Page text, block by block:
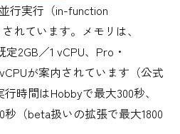
行実行（in-function
れています。メモリは、
2GB／1 vCPU、Pro・
が案内されています（公式
時間はHobbyで最大300秒、
（beta扱いの拡張で最大1800